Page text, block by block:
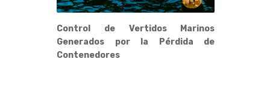
Control de Vertidos Marinos
Generados por la Pérdida de
Contenedores